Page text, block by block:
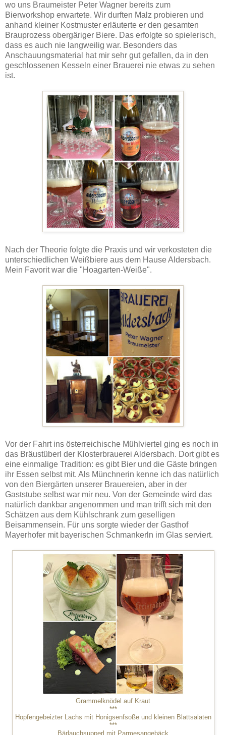
wo uns Braumeister Peter Wagner bereits zum
Bierworkshop erwartete. Wir durften Malz probieren und
anhand kleiner Kostmuster erläuterte er den gesamten
Brauprozess obergäriger Biere. Das erfolgte so spielerisch,
dass es auch nie langweilig war. Besonders das
Anschauungsmaterial hat mir sehr gut gefallen, da in den
geschlossenen Kesseln einer Brauerei nie etwas zu sehen
ist.
Nach der Theorie folgte die Praxis und wir verkosteten die
unterschiedlichen Weißbiere aus dem Hause Aldersbach.
Mein Favorit war die "Hoagarten-Weiße".
Vor der Fahrt ins österreichische Mühlviertel ging es noch in
das Bräustüberl der Klosterbrauerei Aldersbach. Dort gibt es
eine einmalige Tradition: es gibt Bier und die Gäste bringen
ihr Essen selbst mit. Als Münchnerin kenne ich das natürlich
von den Biergärten unserer Brauereien, aber in der
Gaststube selbst war mir neu. Von der Gemeinde wird das
natürlich dankbar angenommen und man trifft sich mit den
Schätzen aus dem Kühlschrank zum geselligen
Beisammensein. Für uns sorgte wieder der Gasthof
Mayerhofer mit bayerischen Schmankerln im Glas serviert.
Grammelknödel auf Kraut
***
Hopfengebeizter Lachs mit Honigsenfsoße und kleinen Blattsalaten
***
Bärlauchsupperl mit Parmesangebäck